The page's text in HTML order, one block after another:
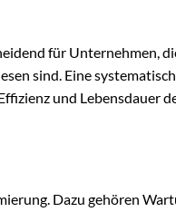
für Unternehmen,
sind. Eine
und Lebensdauer
Dazu gehören